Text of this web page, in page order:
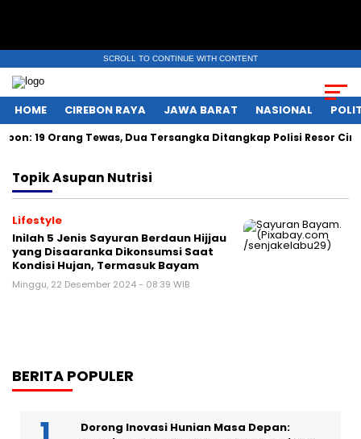
SCROLL TO CONTINUE WITH CONTENT
HOME CIREBON RAYA JAWA BARAT NASIONAL
19 Orang Tewas, Dua Tersangka Ditangkap Polisi Resor
TopikAsupan Nutrisi
Lifestyle
Inilah 5 Jenis Sayuran Berdaun Hijjau
yang Disaaranka Dikonsumsi Saat
Kondisi Hujan, Termasuk Bayam
Minggu, 22 Desember 2024 - 08:39 WIB
BERITA POPULER
Dorong Inovasi Hunian Masa Depan: